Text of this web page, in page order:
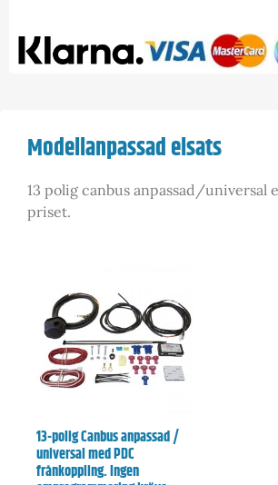
Modellanpassad elsats
13 polig canbus anpassad/universal
priset.
13-polig Canbus anpassad /
universal med PDC
frånkoppling. Ingen